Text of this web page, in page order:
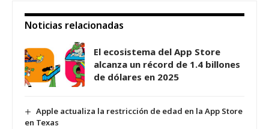
Noticias relacionadas
El ecosistema del App Store
alcanza un récord de 1.4 billones
de dólares en 2025
Apple actualiza la restricción de edad en la App Store
en Texas